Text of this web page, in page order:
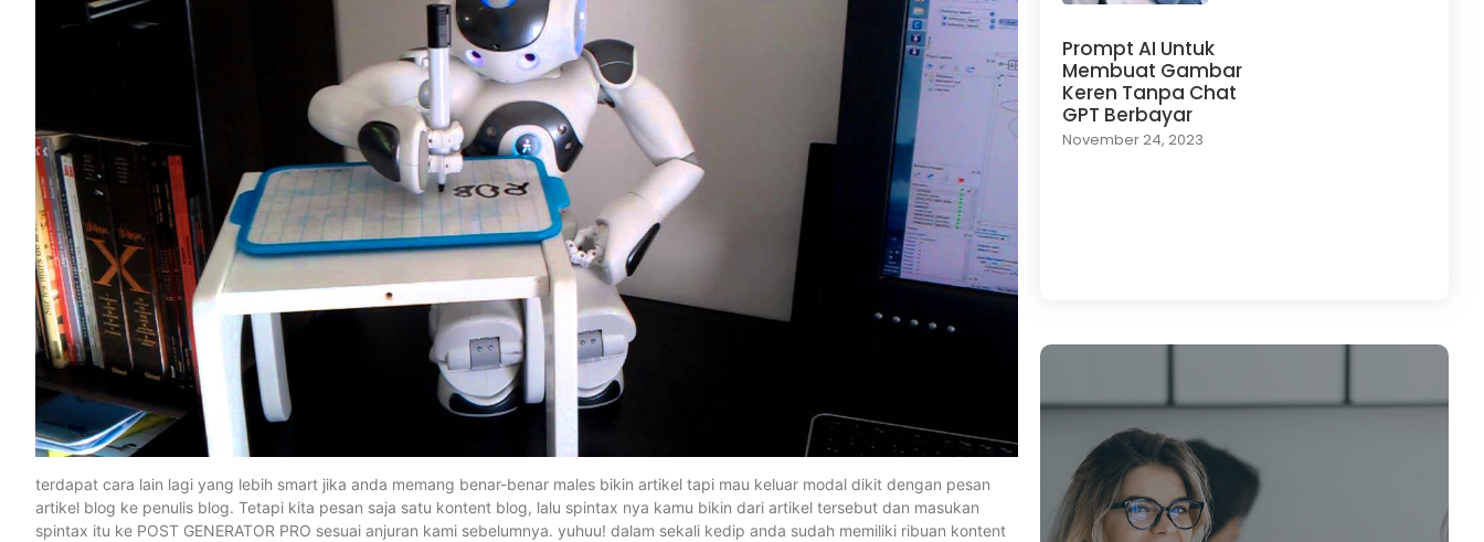
terdapat cara lain lagi yang lebih smart jika anda memang benar-benar males bikin artikel tapi mau keluar modal dikit dengan pesan
artikel blog ke penulis blog. Tetapi kita pesan saja satu kontent blog, lalu spintax nya kamu bikin dari artikel tersebut dan masukan
spintax itu ke POST GENERATOR PRO sesuai anjuran kami sebelumnya. yuhuu! dalam sekali kedip anda sudah memiliki ribuan kontent
Prompt AI Untuk
Membuat Gambar
Keren Tanpa Chat
GPT Berbayar
November 24, 2023